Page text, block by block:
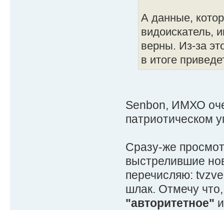
А данные,
видоискатель,
верны. Из-за
в итоге
Senbon, ИМХО
патриотическом
Сразу-же
выстрелившие
перечисляю:
шлак. Отмечу
"авторитетное"